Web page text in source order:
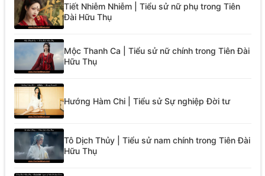
Tiết Nhiễm Nhiễm | Tiểu sử nữ phụ trong Tiên
Đài Hữu Thụ
Mộc Thanh Ca | Tiểu sử nữ chính trong Tiên Đài
Hữu Thụ
Hướng Hàm Chi | Tiểu sử Sự nghiệp Đời tư
Tô Dịch Thủy | Tiểu sử nam chính trong Tiên Đài
Hữu Thụ